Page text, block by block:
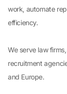
work, automate
efficiency.
We serve law
recruitment
and Europe.